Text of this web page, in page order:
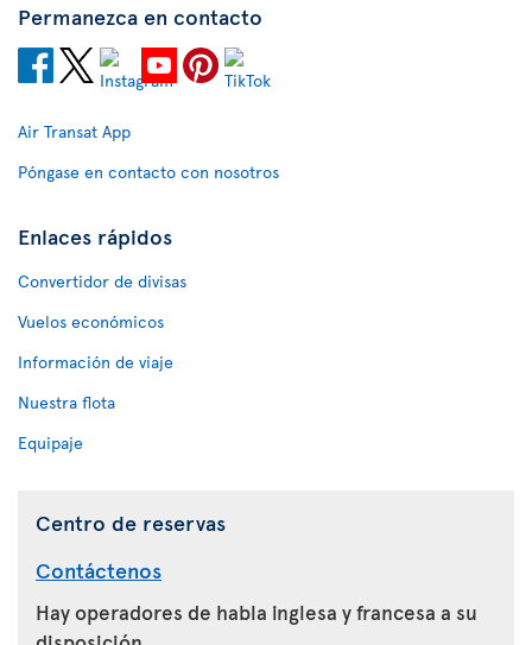
Permanezca en contacto
Air Transat App
Póngase en contacto con nosotros
Enlaces rápidos
Convertidor de divisas
Vuelos económicos
Información de viaje
Nuestra flota
Equipaje
Centro de reservas
Contáctenos
Hay operadores de habla inglesa y francesa a su